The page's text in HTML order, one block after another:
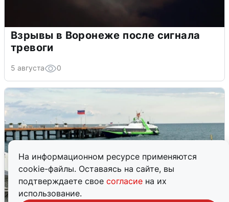
На информационном ресурсе применяются
cookie-файлы. Оставаясь на сайте, вы
подтверждаете свое согласие на их
использование.
Взрывы в Воронеже после сигнала
тревоги
5 августа 0